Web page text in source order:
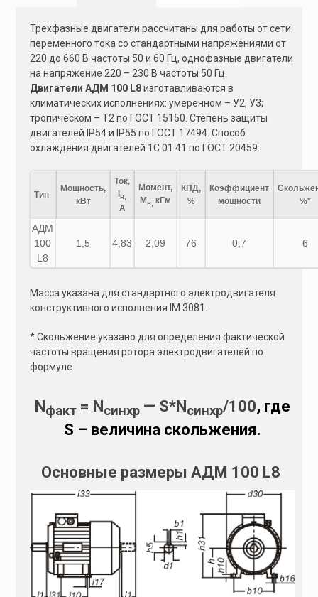
Трехфазные двигатели рассчитаны для работы от сети
переменного тока со стандартными напряжениями от
220 до 660 В частоты 50 и 60 Гц, однофазные двигатели
на напряжение 220 – 230 В частоты 50 Гц.
Двигатели АДМ 100 L8изготавливаются в
климатических исполнениях: умеренном – У2, У3;
тропическом – Т2 по ГОСТ 15150. Степень защиты
двигателей IP54 и IP55 по ГОСТ 17494. Способ
охлаждения двигателей 1C 01 41 по ГОСТ 20459.
Тип
Мощность,
кВт
Ток,
Iн,
А
Момент,
Мн,кГм
КПД,
%
Коэффициент
мощности
%*
АДМ
100
L8
1,5 4,83 2,09 76 0,7 6
Масса указана для стандартного электродвигателя
конструктивного исполнения IM 3081.
* Скольжение указано для определения фактической
частоты вращения ротора электродвигателей по
формуле:
Nфакт = Nсинхр — S*Nсинхр/100, где
S – величина скольжения.
Основные размеры АДМ 100 L8